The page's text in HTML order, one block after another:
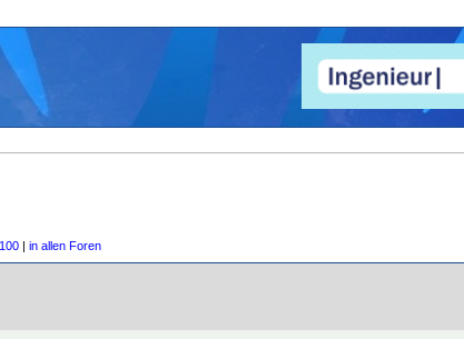
100 | in allen Foren